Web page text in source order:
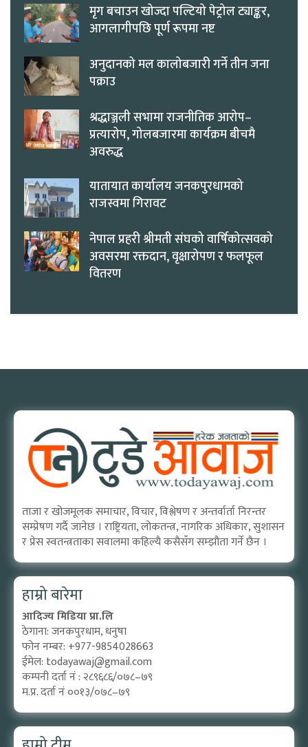
मृग बचाउन खोज्दा पल्टियो पेट्रोल ट्याङ्कर,
आगलागीपछि पूर्ण रूपमा नष्ट
अनुदानको मल कालोबजारी गर्ने तीन जना
पक्राउ
श्रद्धाञ्जली सभामा राजनीतिक आरोप–
प्रत्यारोप, गोलबजारमा कार्यक्रम बीचमै
अवरुद्ध
यातायात कार्यालय जनकपुरधामको
राजस्वमा गिरावट
नेपाल प्रहरी श्रीमती संघको वार्षिकोत्सवको
अवसरमा रक्तदान, वृक्षारोपण र फलफूल
वितरण
ताजा र खोजमूलक समाचार, विचार, विश्लेषण र अन्तर्वार्ता निरन्तर
सम्प्रेषण गर्दै जानेछ । राष्ट्रियता, लोकतन्त्र, नागरिक अधिकार, सुशासन
र प्रेस स्वतन्त्रताका सवालमा कहिल्यै कसैसँग सम्झौता गर्ने छैन ।
हाम्रो बारेमा
आदिज्य मिडिया प्रा.लि
ठेगाना: जनकपुरधाम, धनुषा
फोन नम्बर: +977-9854028663
ईमेल: todayawaj@gmail.com
कम्पनी दर्ता नं : २८९६८६/०७८–७९
म.प्र. दर्ता नं ००१३/०७८–७९